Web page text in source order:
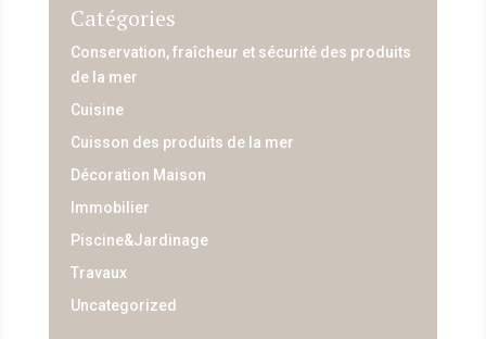
Catégories
Conservation, fraîcheur et sécurité des produits
de la mer
Cuisine
Cuisson des produits de la mer
Décoration Maison
Immobilier
Piscine&Jardinage
Travaux
Uncategorized